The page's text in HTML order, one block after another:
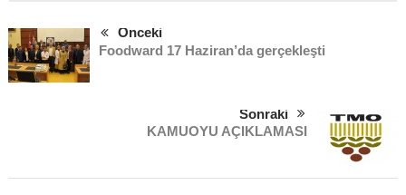
Önceki
Foodward 17 Haziran’da gerçekleşti
Sonraki
KAMUOYU AÇIKLAMASI